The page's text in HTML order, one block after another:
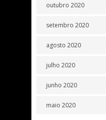
outubro 2020
setembro 2020
agosto 2020
julho 2020
junho 2020
maio 2020